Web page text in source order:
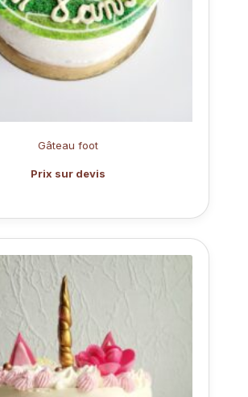
Gâteau foot
Prix sur devis